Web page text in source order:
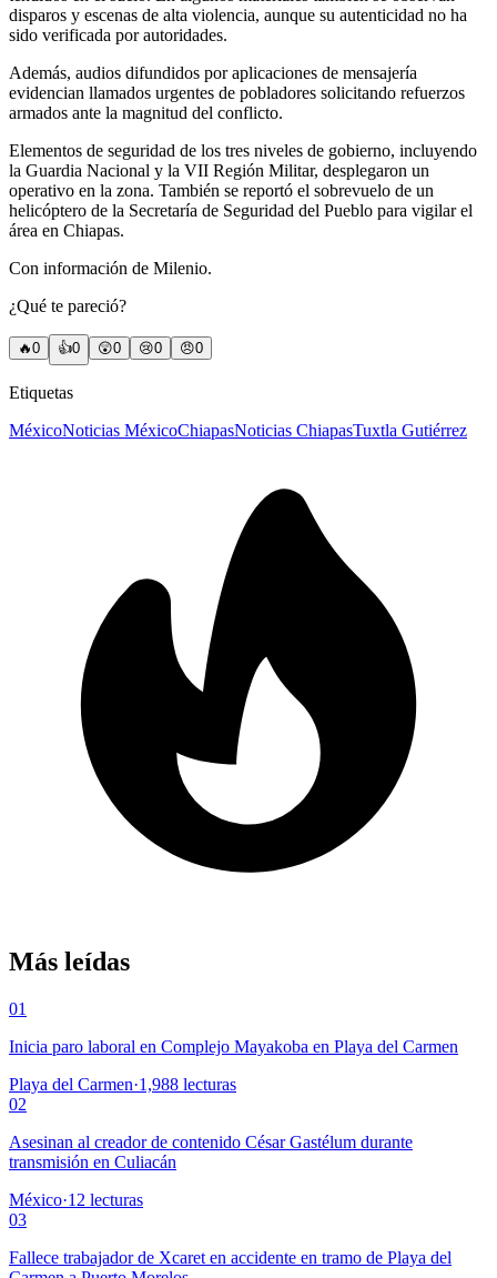
disparos y escenas de alta violencia, aunque su autenticidad no ha
sido verificada por autoridades.
Además, audios difundidos por aplicaciones de mensajería
evidencian llamados urgentes de pobladores solicitando refuerzos
armados ante la magnitud del conflicto.
Elementos de seguridad de los tres niveles de gobierno, incluyendo
la Guardia Nacional y la VII Región Militar, desplegaron un
operativo en la zona. También se reportó el sobrevuelo de un
helicóptero de la Secretaría de Seguridad del Pueblo para vigilar el
área en Chiapas.
Con información de Milenio.
¿Qué te pareció?
🔥0 👍0 😲0 😢0 😠0
Etiquetas
MéxicoNoticias MéxicoChiapasNoticias ChiapasTuxtla Gutiérrez
Más leídas
01
Inicia paro laboral en Complejo Mayakoba en Playa del Carmen
Playa del Carmen·1,988 lecturas
02
Asesinan al creador de contenido César Gastélum durante
transmisión en Culiacán
México·12 lecturas
03
Fallece trabajador de Xcaret en accidente en tramo de Playa del